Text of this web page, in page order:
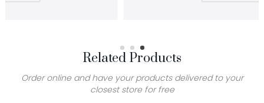
Related Products
Order online and have your products delivered to your
closest store for free